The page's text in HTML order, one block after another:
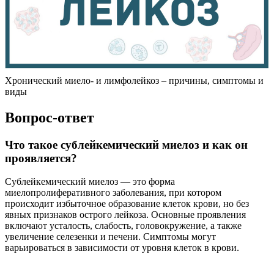
Хронический миело- и лимфолейкоз – причины, симптомы и
виды
Вопрос-ответ
Что такое сублейкемический миелоз и как он
проявляется?
Сублейкемический миелоз — это форма
миелопролиферативного заболевания, при котором
происходит избыточное образование клеток крови, но без
явных признаков острого лейкоза. Основные проявления
включают усталость, слабость, головокружение, а также
увеличение селезенки и печени. Симптомы могут
варьироваться в зависимости от уровня клеток в крови.